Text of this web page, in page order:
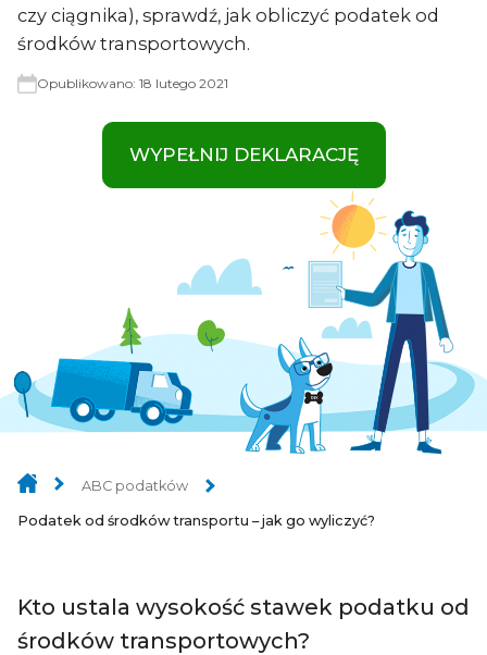
czy ciągnika), sprawdź, jak obliczyć podatek od
środków transportowych.
Opublikowano: 18 lutego 2021
WYPEŁNIJ DEKLARACJĘ
ABC podatków
Podatek od środków transportu – jak go wyliczyć?
Kto ustala wysokość stawek podatku od
środków transportowych?